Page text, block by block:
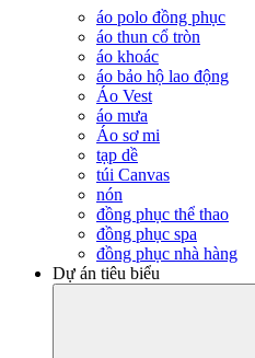
áo polo đồng phục
áo thun cổ tròn
áo khoác
áo bảo hộ lao động
Áo Vest
áo mưa
Áo sơ mi
tạp dề
túi Canvas
nón
đồng phục thể thao
đồng phục spa
đồng phục nhà hàng
Dự án tiêu biểu